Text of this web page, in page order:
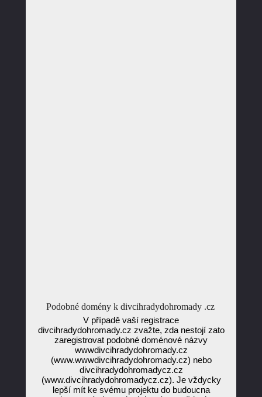
Podobné domény k divcihradydohromady .cz
V případě vaší registrace
divcihradydohromady.cz zvažte, zda nestojí zato
zaregistrovat podobné doménové názvy
wwwdivcihradydohromady.cz
(www.wwwdivcihradydohromady.cz) nebo
divcihradydohromadycz.cz
(www.divcihradydohromadycz.cz). Je vždycky
lepší mít ke svému projektu do budoucna